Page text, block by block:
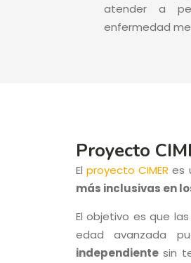
atender a
enfermedad
Proyecto
El proyecto CIMER es
más inclusivas en
El objetivo es que
edad avanzada
independientesin